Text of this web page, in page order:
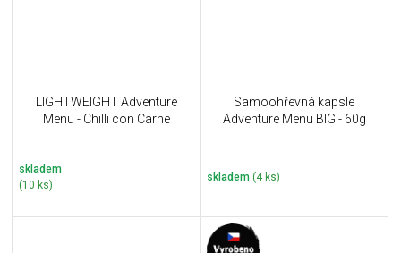
LIGHTWEIGHT Adventure
Menu - Chilli con Carne
skladem
(10 ks)
Samoohřevná kapsle
Adventure Menu BIG - 60g
skladem (4 ks)